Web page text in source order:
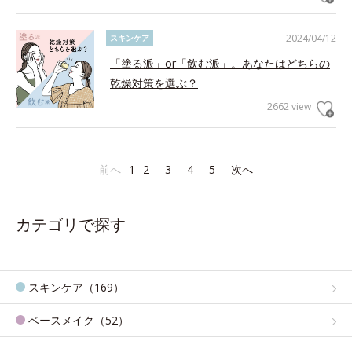
2024/04/12
スキンケア
「塗る派」or「飲む派」。あなたはどちらの
乾燥対策を選ぶ？
2662 view
前へ 1 2 3 4 5 次へ
カテゴリで探す
スキンケア（169）
ベースメイク（52）